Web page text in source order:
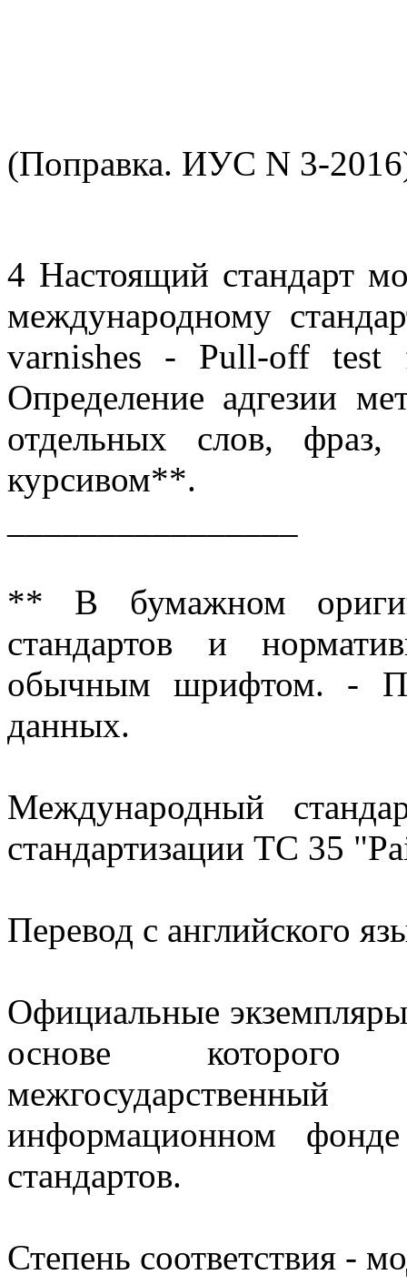
(Поправка. ИУС N 3-
4 Настоящий стандарт
международному
varnishes - Pull-off test
Определение адгезии
отдельных слов,
курсивом**.
** В бумажном
стандартов и
обычным шрифтом. -
данных.
Международный
стандартизации ТС 35
Перевод с английского
Официальные
основе которого
информационном
стандартов.
Степень соответствия -